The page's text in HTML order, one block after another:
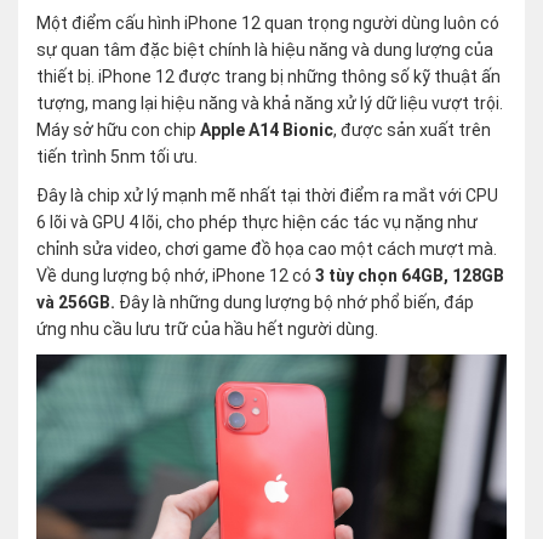
Một điểm cấu hình iPhone 12 quan trọng người dùng luôn có
sự quan tâm đặc biệt chính là hiệu năng và dung lượng của
thiết bị. iPhone 12 được trang bị những thông số kỹ thuật ấn
tượng, mang lại hiệu năng và khả năng xử lý dữ liệu vượt trội.
Máy sở hữu con chip Apple A14 Bionic, được sản xuất trên
tiến trình 5nm tối ưu.
Đây là chip xử lý mạnh mẽ nhất tại thời điểm ra mắt với CPU
6 lõi và GPU 4 lõi, cho phép thực hiện các tác vụ nặng như
chỉnh sửa video, chơi game đồ họa cao một cách mượt mà.
Về dung lượng bộ nhớ, iPhone 12 có 3 tùy chọn 64GB, 128GB
và 256GB. Đây là những dung lượng bộ nhớ phổ biến, đáp
ứng nhu cầu lưu trữ của hầu hết người dùng.